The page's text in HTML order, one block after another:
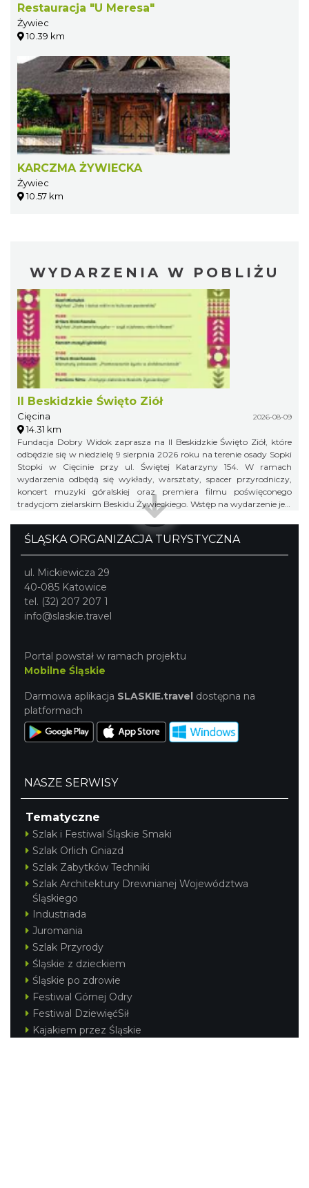
Restauracja "U Meresa"
Żywiec
10.39 km
KARCZMA ŻYWIECKA
Żywiec
10.57 km
WYDARZENIA W POBLIŻU
II Beskidzkie Święto Ziół
Cięcina 2026-08-09
14.31 km
Fundacja Dobry Widok zaprasza na II Beskidzkie Święto Ziół, które
odbędzie się w niedzielę 9 sierpnia 2026 roku na terenie osady Sopki
Stopki w Cięcinie przy ul. Świętej Katarzyny 154. W ramach
wydarzenia odbędą się wykłady, warsztaty, spacer przyrodniczy,
koncert muzyki góralskiej oraz premiera filmu poświęconego
tradycjom zielarskim Beskidu Żywieckiego. Wstęp na wydarzenie jest
ŚLĄSKA ORGANIZACJA TURYSTYCZNA
ul. Mickiewicza 29
40-085 Katowice
tel. (32) 207 207 1
info@slaskie.travel
Portal powstał w ramach projektu
Mobilne Śląskie
Darmowa aplikacja SLASKIE.travel dostępna na
platformach
NASZE SERWISY
Tematyczne
Szlak i Festiwal Śląskie Smaki
Szlak Orlich Gniazd
Szlak Zabytków Techniki
Szlak Architektury Drewnianej Województwa
Śląskiego
Industriada
Juromania
Szlak Przyrody
Śląskie z dzieckiem
Śląskie po zdrowie
Festiwal Górnej Odry
Festiwal DziewięćSił
Kajakiem przez Śląskie